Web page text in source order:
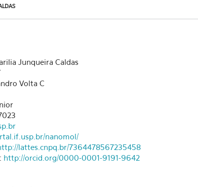
Junqueira Caldas
Volta C
nanomol/
lattes.cnpq.br/7364478567235458
http://orcid.org/0000-0001-9191-9642